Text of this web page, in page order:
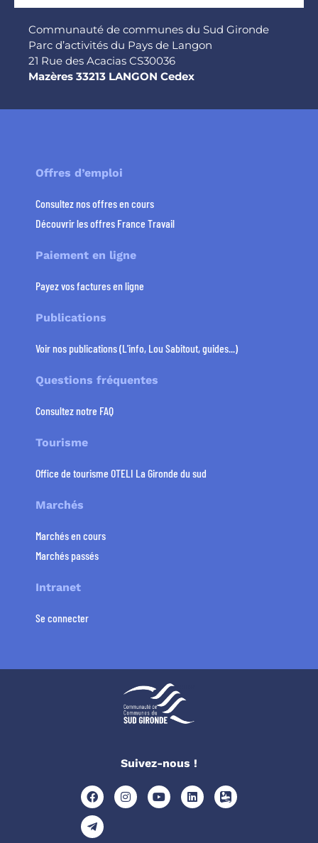
Communauté de communes du Sud Gironde
Parc d’activités du Pays de Langon
21 Rue des Acacias CS30036
Mazères 33213 LANGON Cedex
Offres d’emploi
Consultez nos offres en cours
Découvrir les offres France Travail
Paiement en ligne
Payez vos factures en ligne
Publications
Voir nos publications (L'info, Lou Sabitout, guides...)
Questions fréquentes
Consultez notre FAQ
Tourisme
Office de tourisme OTELI La Gironde du sud
Marchés
Marchés en cours
Marchés passés
Intranet
Se connecter
Suivez-nous !